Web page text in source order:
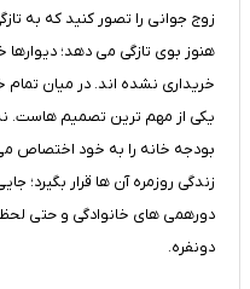
زوج جوانی را تصور کنید که به‌
هنوز بوی تازگی می‌ دهد؛
خریداری نشده‌ اند. در میان
یکی از مهم‌ ترین تصمیم‌ هاست.
بودجه خانه را به خود اختصاص
زندگی روزمره آن‌ ها قرار بگیرد؛
دورهمی‌ های خانوادگی و حتی
دونفره.